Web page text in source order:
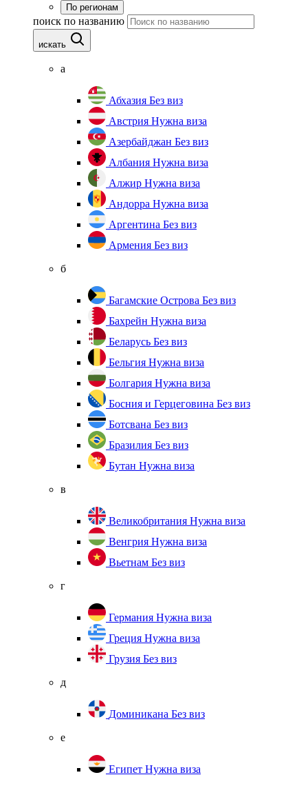
По регионам
поиск по названию
искать
а
Абхазия Без виз
Австрия Нужна виза
Азербайджан Без виз
Албания Нужна виза
Алжир Нужна виза
Андорра Нужна виза
Аргентина Без виз
Армения Без виз
б
Багамские Острова Без виз
Бахрейн Нужна виза
Беларусь Без виз
Бельгия Нужна виза
Болгария Нужна виза
Босния и Герцеговина Без виз
Ботсвана Без виз
Бразилия Без виз
Бутан Нужна виза
в
Великобритания Нужна виза
Венгрия Нужна виза
Вьетнам Без виз
г
Германия Нужна виза
Греция Нужна виза
Грузия Без виз
д
Доминикана Без виз
е
Египет Нужна виза